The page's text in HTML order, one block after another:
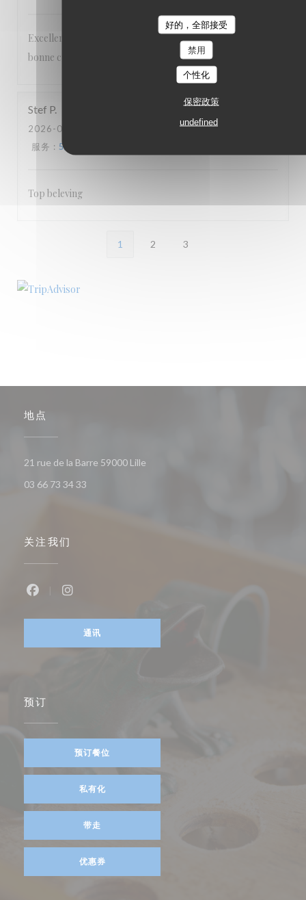
好的，全部接受
禁用
个性化
保密政策
undefined
Excellent accueil Cadre agréable et authentique Très
bonne cuisine Personnel attentionné et sympathique
Stef P
2026-07-04
服务 : 5
Top beleving
1 2 3
地点
21 rue de la Barre 59000 Lille
03 66 73 34 33
关注我们
通讯
预订
预订餐位
私有化
带走
优惠券